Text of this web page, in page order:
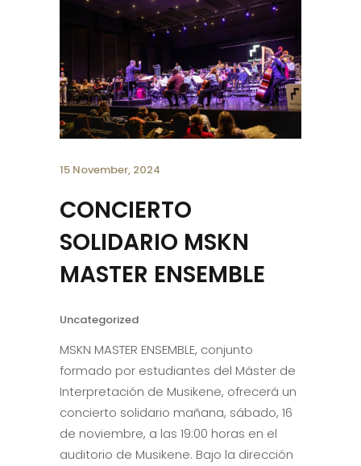
15 November, 2024
CONCIERTO
SOLIDARIO MSKN
MASTER ENSEMBLE
Uncategorized
MSKN MASTER ENSEMBLE, conjunto
formado por estudiantes del Máster de
Interpretación de Musikene, ofrecerá un
concierto solidario mañana, sábado, 16
de noviembre, a las 19:00 horas en el
auditorio de Musikene. Bajo la dirección